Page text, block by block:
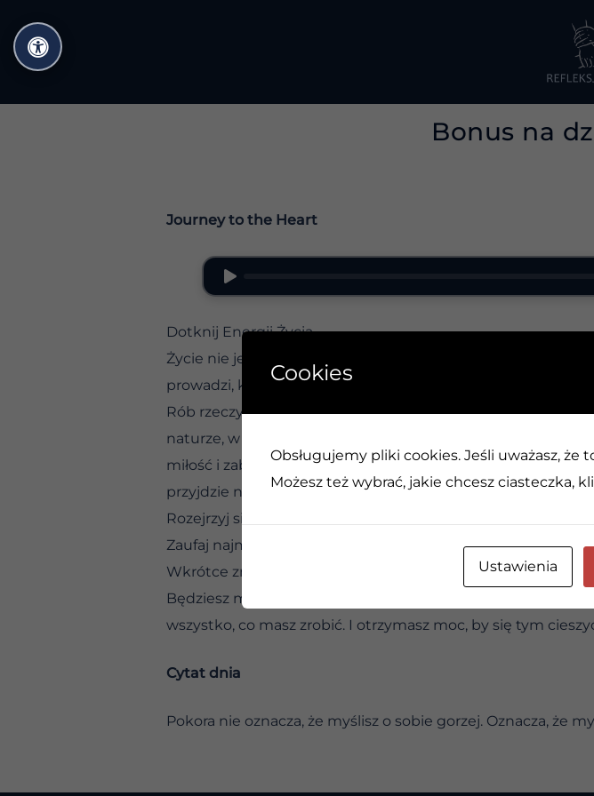
do
treści
Bonus na
Journey to the Heart
Dotknij Energii Życia
Życie nie jest czymś odrębnym lub oddzielnym od Ciebie,
prowadzi, kieruje i inspiruje cię. Jesteś jednością z życiem, z
Rób rzeczy, które dodają ci energii, ładują twoją duszę.
naturze, w świecie, który odświeża, przywraca i odnawia.
miłość i zabawę, o problemy i wybory, które są po drodze.
przyjdzie naturalnie jak woda ze źródła.
Rozejrzyj się dookoła. Co widzisz, co uważasz za słuszne
Zaufaj najmniejszemu przebłyskowi. Poddaj się
Wkrótce znajdziesz się w harmonii.
Będziesz miał wszelkie wskazówki, energię, pomysły,
wszystko, co masz zrobić. I otrzymasz moc, by się tym
Cytat dnia
Pokora nie oznacza, że myślisz o sobie gorzej. Oznacza, że
Cookies
Obsługujemy pliki cookies. Jeśli uważasz,
Możesz też wybrać, jakie chcesz ciasteczka,
Ustawienia